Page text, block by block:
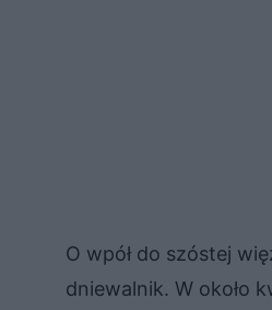
O wpół do szóstej
dniewalnik. W około